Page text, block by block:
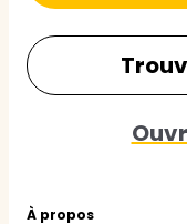
À propos